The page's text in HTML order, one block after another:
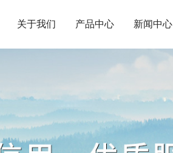
关于我们 产品中心 新闻中心